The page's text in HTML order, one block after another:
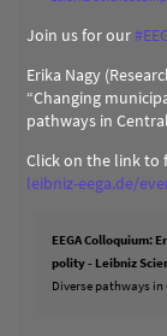
Join us for our#
Erika Nagy
“Changing
pathways in
Click on the link to
leibniz-eega.de/
EEGA Colloquium:
polity - Leibniz
Diverse pathways